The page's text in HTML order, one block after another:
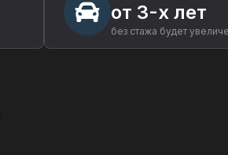
от 3-х лет
без стажа будет